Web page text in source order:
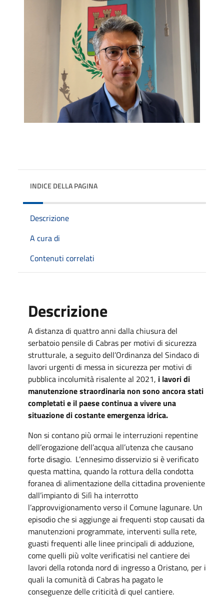
INDICE DELLA PAGINA
Descrizione
A cura di
Contenuti correlati
Descrizione
A distanza di quattro anni dalla chiusura del
serbatoio pensile di Cabras per motivi di sicurezza
strutturale, a seguito dell’Ordinanza del Sindaco di
lavori urgenti di messa in sicurezza per motivi di
pubblica incolumità risalente al 2021, i lavori di
manutenzione straordinaria non sono ancora stati
completati e il paese continua a vivere una
situazione di costante emergenza idrica.
Non si contano più ormai le interruzioni repentine
dell’erogazione dell’acqua all’utenza che causano
forte disagio. L’ennesimo disservizio si è verificato
questa mattina, quando la rottura della condotta
foranea di alimentazione della cittadina proveniente
dall’impianto di Silì ha interrotto
l’approvvigionamento verso il Comune lagunare. Un
episodio che si aggiunge ai frequenti stop causati da
manutenzioni programmate, interventi sulla rete,
guasti frequenti alle linee principali di adduzione,
come quelli più volte verificatisi nel cantiere dei
lavori della rotonda nord di ingresso a Oristano, per i
quali la comunità di Cabras ha pagato le
conseguenze delle criticità di quel cantiere.